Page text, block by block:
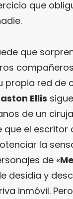
que
que
propia red de
Ellis
de un
que el
la
de «
desidia y
inmóvil.